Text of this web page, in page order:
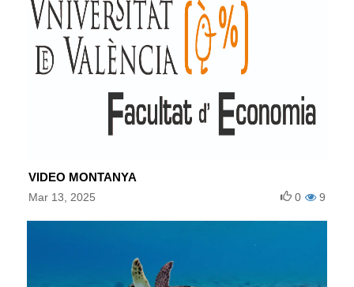
VIDEO MONTANYA
Mar 13, 2025 9
0